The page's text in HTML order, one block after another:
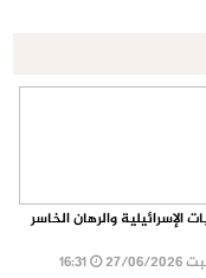
الإسرائيلية والرهان الخاسر
06/2026
16:31